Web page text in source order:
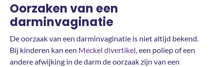
Oorzaken van een
darminvaginatie
De oorzaak van een darminvaginatie is niet altijd bekend.
Bij kinderen kan een Meckel divertikel, een poliep of een
andere afwijking in de darm de oorzaak zijn van een